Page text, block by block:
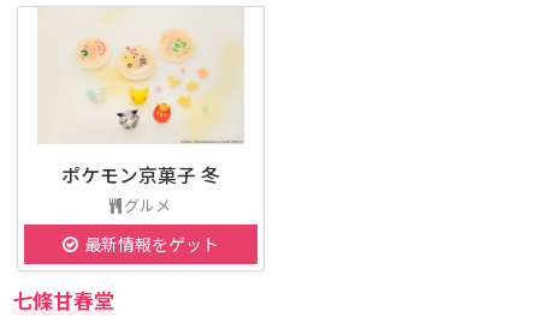
ポケモン京菓子 冬
グルメ
最新情報をゲット
七條甘春堂